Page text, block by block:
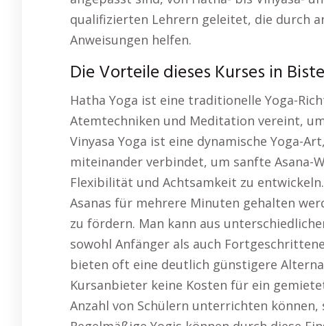
qualifizierten Lehrern geleitet, die durch
Anweisungen helfen.
Die Vorteile dieses Kurses in
Hatha Yoga ist eine traditionelle Yoga-
Atemtechniken und Meditation vereint,
Vinyasa Yoga ist eine dynamische Yoga-
miteinander verbindet, um sanfte Asana-
Flexibilität und Achtsamkeit zu
Asanas für mehrere Minuten gehalten
zu fördern. Man kann aus
sowohl Anfänger als auch
bieten oft eine deutlich günstigere
Kursanbieter keine Kosten für ein
Anzahl von Schülern unterrichten